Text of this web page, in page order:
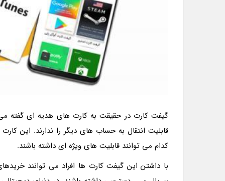
گیفت کارت در حقیقت به کارت های هدیه ای گفته
قابلیت انتقال به حساب های دیگر را ندارند. این
کدام می توانند قابلیت های ویژه ای داشته باشند.
با داشتن این گیفت کارت ها افراد می توانند